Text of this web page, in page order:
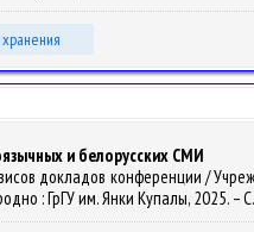
и белорусских СМИ
докладов конференции /
: ГрГУ им. Янки Купалы, 2025. –